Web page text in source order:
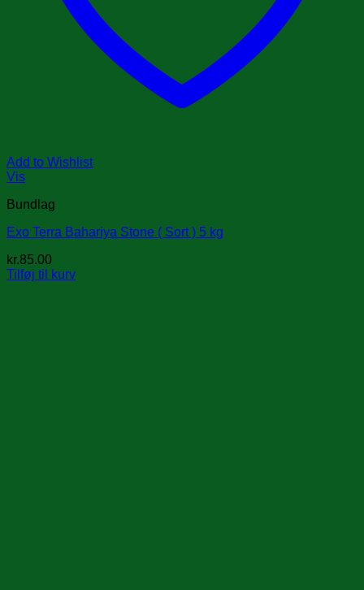
Add to Wishlist
Vis
Bundlag
Exo Terra Bahariya Stone ( Sort ) 5 kg
kr.85.00
Tilføj til kurv